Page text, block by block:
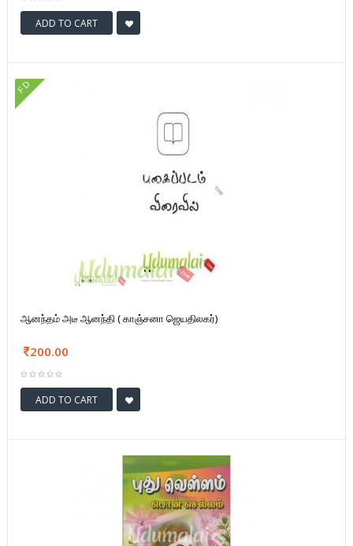
ADD TO CART
FD
ஆனந்தம் அடீ ஆனந்தி ( காஞ்சனா ஜெயதிலகர்)
200.00
ADD TO CART